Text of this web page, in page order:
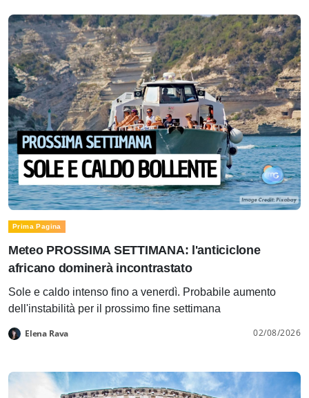
Prima Pagina
Meteo PROSSIMA SETTIMANA: l'anticiclone
africano dominerà incontrastato
Sole e caldo intenso fino a venerdì. Probabile aumento
dell'instabilità per il prossimo fine settimana
Elena Rava 02/08/2026